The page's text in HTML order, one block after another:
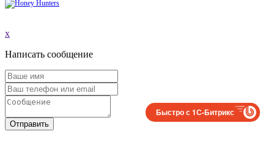
x
Написать сообщение
Отправить
Быстро с 1С-Битрикс